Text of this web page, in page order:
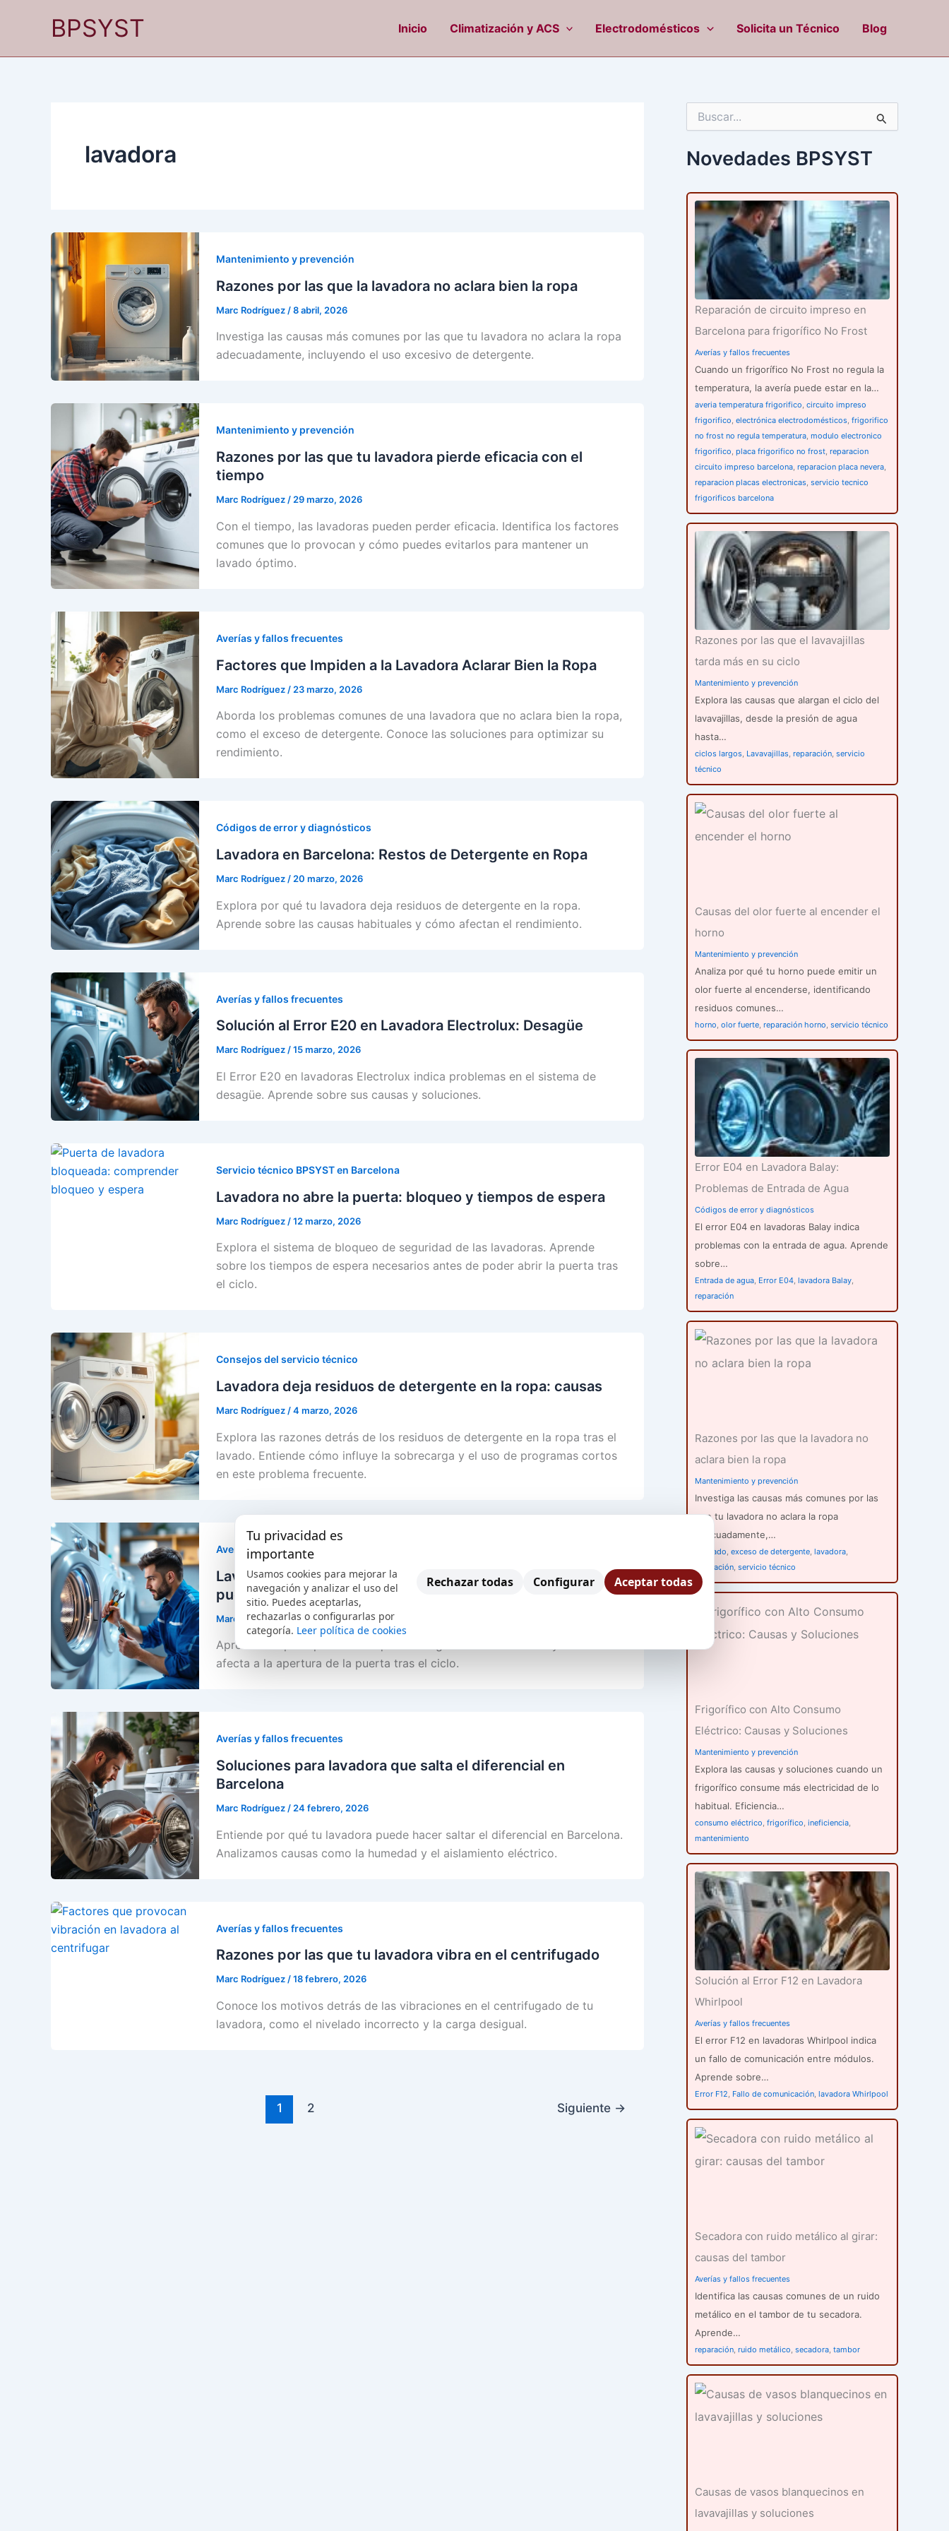
BPSYST Inicio Climatización y ACS Electrodomésticos Solicita un Técnico Blog
lavadora
Mantenimiento y prevención
Razones por las que la lavadora no aclara bien la ropa
Marc Rodríguez /8 abril, 2026
Investiga las causas más comunes por las que tu lavadora no aclara la ropa
adecuadamente, incluyendo el uso excesivo de detergente.
Mantenimiento y prevención
Razones por las que tu lavadora pierde eficacia con el
tiempo
Marc Rodríguez / 29 marzo, 2026
Con el tiempo, las lavadoras pueden perder eficacia. Identifica los factores
comunes que lo provocan y cómo puedes evitarlos para mantener un
lavado óptimo.
Averías y fallos frecuentes
Factores que Impiden a la Lavadora Aclarar Bien la Ropa
Marc Rodríguez / 23 marzo, 2026
Aborda los problemas comunes de una lavadora que no aclara bien la ropa,
como el exceso de detergente. Conoce las soluciones para optimizar su
rendimiento.
Códigos de error y diagnósticos
Lavadora en Barcelona: Restos de Detergente en Ropa
Marc Rodríguez / 20 marzo, 2026
Explora por qué tu lavadora deja residuos de detergente en la ropa.
Aprende sobre las causas habituales y cómo afectan el rendimiento.
Averías y fallos frecuentes
Solución al Error E20 en Lavadora Electrolux: Desagüe
Marc Rodríguez/15 marzo, 2026
El Error E20 en lavadoras Electrolux indica problemas en el sistema de
desagüe. Aprende sobre sus causas y soluciones.
Servicio técnico BPSYST en Barcelona
Lavadora no abre la puerta: bloqueo y tiempos de espera
Marc Rodríguez /12 marzo, 2026
Explora el sistema de bloqueo de seguridad de las lavadoras. Aprende
sobre los tiempos de espera necesarios antes de poder abrir la puerta tras
el ciclo.
Consejos del servicio técnico
Lavadora deja residuos de detergente en la ropa: causas
Marc Rodríguez /4 marzo, 2026
Explora las razones detrás de los residuos de detergente en la ropa tras el
lavado. Entiende cómo influye la sobrecarga y el uso de programas cortos
en este problema frecuente.
Averías y fallos frecuentes
Lavadora bloqueada: guía técnica para desbloquear la
puerta
Marc Rodríguez/25 febrero, 2026
Aprende los principios del bloqueo de seguridad en lavadoras y cómo esto
afecta a la apertura de la puerta tras el ciclo.
Averías y fallos frecuentes
Soluciones para lavadora que salta el diferencial en
Barcelona
Marc Rodríguez / 24 febrero, 2026
Entiende por qué tu lavadora puede hacer saltar el diferencial en Barcelona.
Analizamos causas como la humedad y el aislamiento eléctrico.
Averías y fallos frecuentes
Razones por las que tu lavadora vibra en el centrifugado
Marc Rodríguez/18 febrero, 2026
Conoce los motivos detrás de las vibraciones en el centrifugado de tu
lavadora, como el nivelado incorrecto y la carga desigual.
1 2 Siguiente →
c
a
p
Novedades BPSYST
Reparación de circuito impreso en
Barcelona para frigorífico No Frost
Averías y fallos frecuentes
Cuando un frigorífico No Frost no regula la
temperatura, la avería puede estar en la…
averia temperatura frigorifico, circuito impreso
frigorifico, electrónica electrodomésticos, frigorifico
no frost no regula temperatura, modulo electronico
frigorifico, placa frigorifico no frost, reparacion
circuito impreso barcelona, reparacion placa nevera,
reparacion placas electronicas, servicio tecnico
frigorificos barcelona
Razones por las que el lavavajillas
tarda más en su ciclo
Mantenimiento y prevención
Explora las causas que alargan el ciclo del
lavavajillas, desde la presión de agua
hasta…
ciclos largos, Lavavajillas, reparación, servicio
técnico
Causas del olor fuerte al encender el
horno
Mantenimiento y prevención
Analiza por qué tu horno puede emitir un
olor fuerte al encenderse, identificando
residuos comunes…
horno, olor fuerte, reparación horno, servicio técnico
Error E04 en Lavadora Balay:
Problemas de Entrada de Agua
Códigos de error y diagnósticos
El error E04 en lavadoras Balay indica
problemas con la entrada de agua. Aprende
sobre…
Entrada de agua, Error E04, lavadora Balay,
reparación
Razones por las que la lavadora no
aclara bien la ropa
Mantenimiento y prevención
Investiga las causas más comunes por las
que tu lavadora no aclara la ropa
adecuadamente,…
aclarado, exceso de detergente, lavadora,
reparación, servicio técnico
Frigorífico con Alto Consumo
Eléctrico: Causas y Soluciones
Mantenimiento y prevención
Explora las causas y soluciones cuando un
frigorífico consume más electricidad de lo
habitual. Eficiencia…
consumo eléctrico, frigorífico, ineficiencia,
mantenimiento
Solución al Error F12 en Lavadora
Whirlpool
Averías y fallos frecuentes
El error F12 en lavadoras Whirlpool indica
un fallo de comunicación entre módulos.
Aprende sobre…
Error F12, Fallo de comunicación, lavadora Whirlpool
Secadora con ruido metálico al girar:
causas del tambor
Averías y fallos frecuentes
Identifica las causas comunes de un ruido
metálico en el tambor de tu secadora.
Aprende…
reparación, ruido metálico, secadora, tambor
Causas de vasos blanquecinos en
lavavajillas y soluciones
Tu privacidad es
importante
Usamos cookies para mejorar la
navegación y analizar el uso del
sitio. Puedes aceptarlas,
rechazarlas o configurarlas por
categoría. Leer política de cookies
Rechazar todas Configurar Aceptar todas